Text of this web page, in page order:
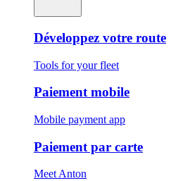
Développez votre route
Tools for your fleet
Paiement mobile
Mobile payment app
Paiement par carte
Meet Anton